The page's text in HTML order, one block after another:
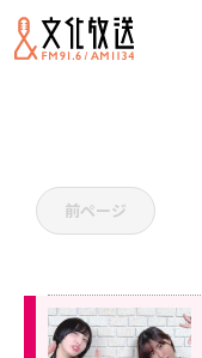
前ページ